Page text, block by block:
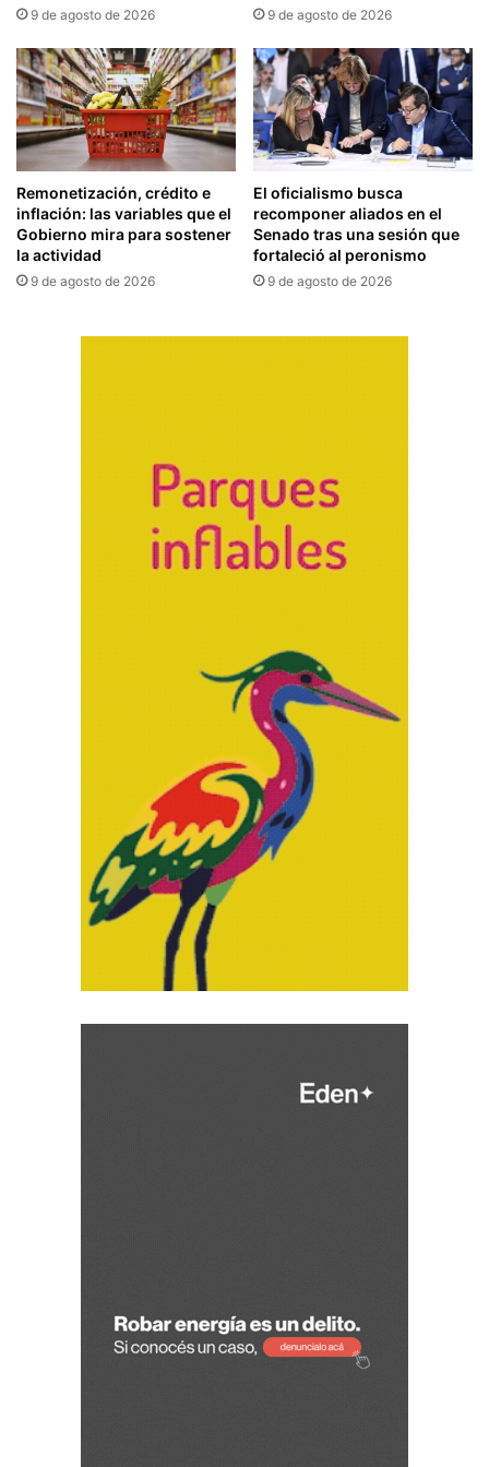
9 de agosto de 2026 9 de agosto de 2026
Remonetización, crédito e
inflación: las variables que el
Gobierno mira para sostener
la actividad
9 de agosto de 2026
El oficialismo busca
recomponer aliados en el
Senado tras una sesión que
fortaleció al peronismo
9 de agosto de 2026